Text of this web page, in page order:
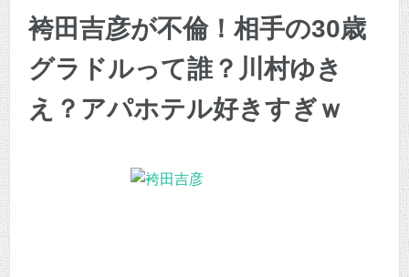
袴田吉彦が不倫！相手の30歳
グラドルって誰？川村ゆき
え？アパホテル好きすぎｗ